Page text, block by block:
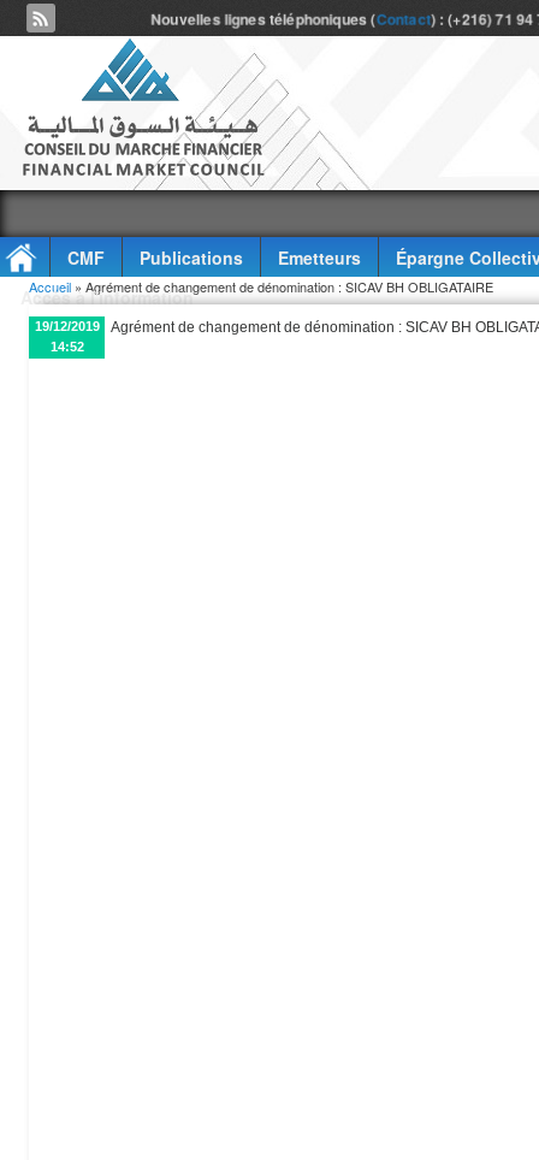
Nouvelles lignes téléphoniques (Contact) : (+216) 71
CMF Publications Emetteurs
Épargne
Accès à l'information
Vous êtes ici
Accueil » Agrément de changement de dénomination : SICAV BH OBLIGATAIRE
19/12/2019
14:52
Agrément de changement de dénomination : SICAV BH